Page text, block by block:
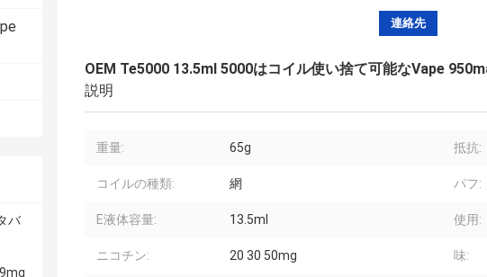
バ
連絡先
OEM Te5000 13.5ml 5000はコイル使い捨て可能なVape
説明
重量: 65g 抵抗:
コイルの種類: 網 パフ:
E液体容量: 13.5ml 使用:
ニコチン: 20 30 50mg 味: